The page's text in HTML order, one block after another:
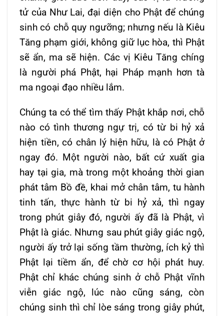
tử của Như Lai, đại diện cho Phật để chúng
sinh có chỗ quy ngưỡng; nhưng nếu là Kiêu
Tăng phạm giới, không giữ lục hòa, thì Phật
sẽ ẩn, ma sẽ hiện. Các vị Kiêu Tăng chíng
là người phá Phật, hại Pháp mạnh hơn tà
ma ngoại đạo nhiều lắm.
Chúng ta có thể tìm thấy Phật khắp nơi, chỗ
nào có tình thương ngự trị, có từ bi hỷ xả
hiện tiền, có chân lý hiện hữu, là có Phật ở
ngay đó. Một người nào, bất cứ xuất gia
hay tại gia, mà trong một khoảng thời gian
phát tâm Bồ đề, khai mở chân tâm, tu hành
tinh tấn, thực hành từ bi hỷ xả, thì ngay
trong phút giây đó, người ấy đã là Phật, vì
Phật là giác. Nhưng sau phút giây giác ngộ,
người ấy trở lại sống tầm thường, ích kỷ thì
Phật lại tiềm ẩn, để chờ cơ hội phát huy.
Phật chỉ khác chúng sinh ở chỗ Phật vĩnh
viễn giác ngộ, lúc nào cũng sáng, còn
chúng sinh thì chỉ lòe sáng trong giây phút,